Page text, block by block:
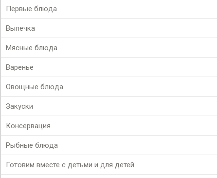
Первые блюда
Выпечка
Мясные блюда
Варенье
Овощные блюда
Закуски
Консервация
Рыбные блюда
Готовим вместе с детьми и для детей